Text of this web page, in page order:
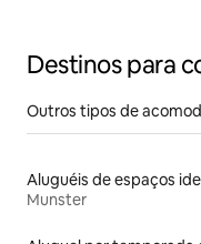
Destinos para
Outros tipos de
Munster